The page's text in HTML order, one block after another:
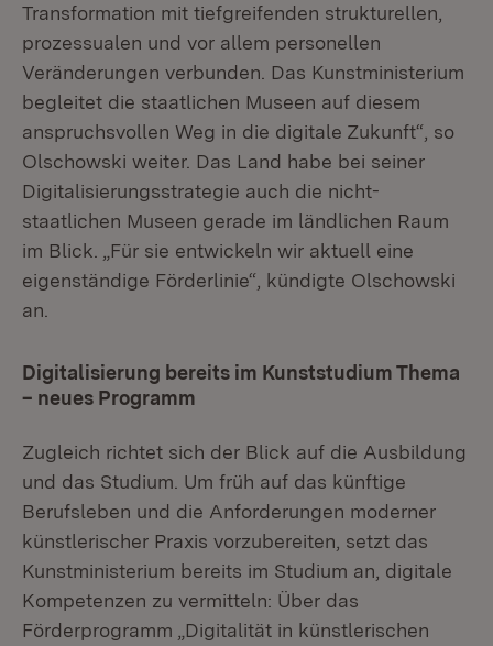
Transformation mit tiefgreifenden strukturellen,
prozessualen und vor allem personellen
Veränderungen verbunden. Das Kunstministerium
begleitet die staatlichen Museen auf diesem
anspruchsvollen Weg in die digitale Zukunft“, so
Olschowski weiter. Das Land habe bei seiner
Digitalisierungsstrategie auch die nicht-
staatlichen Museen gerade im ländlichen Raum
im Blick. „Für sie entwickeln wir aktuell eine
eigenständige Förderlinie“, kündigte Olschowski
an.
Digitalisierung bereits im Kunststudium Thema
– neues Programm
Zugleich richtet sich der Blick auf die Ausbildung
und das Studium. Um früh auf das künftige
Berufsleben und die Anforderungen moderner
künstlerischer Praxis vorzubereiten, setzt das
Kunstministerium bereits im Studium an, digitale
Kompetenzen zu vermitteln: Über das
Förderprogramm „Digitalität in künstlerischen